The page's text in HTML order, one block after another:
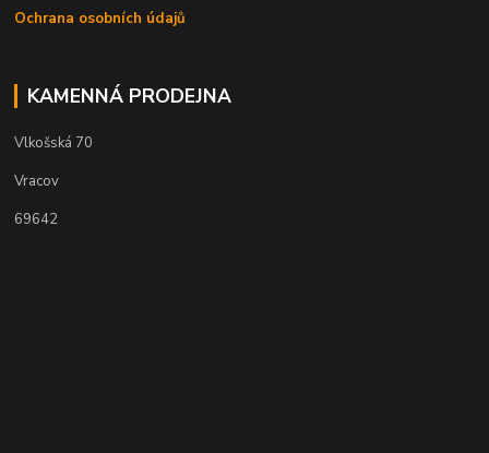
Ochrana osobních údajů
KAMENNÁ PRODEJNA
Vlkošská 70
Vracov
69642